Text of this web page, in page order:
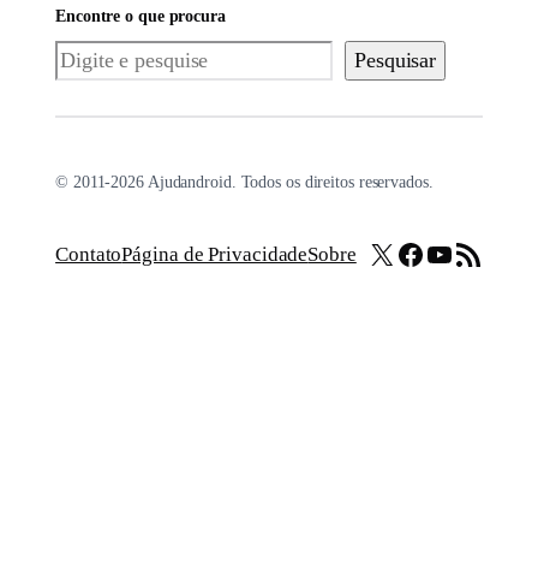
Encontre o que procura
Pesquisar Pesquisar
© 2011-2026 Ajudandroid. Todos os direitos reservados.
ContatoPágina de PrivacidadeSobre X Facebook
Youtube
Feed RSS